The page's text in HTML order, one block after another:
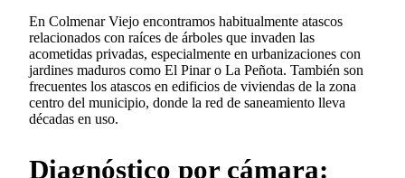
En Colmenar Viejo encontramos habitualmente atascos
relacionados con raíces de árboles que invaden las
acometidas privadas, especialmente en urbanizaciones con
jardines maduros como El Pinar o La Peñota. También son
frecuentes los atascos en edificios de viviendas de la zona
centro del municipio, donde la red de saneamiento lleva
décadas en uso.
Diagnóstico por cámara: